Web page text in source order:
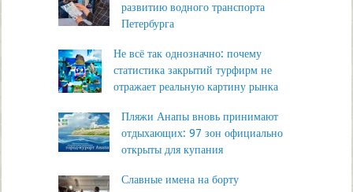
развитию водного транспорта
Петербурга
Не всё так однозначно: почему
статистика закрытий турфирм не
отражает реальную картину рынка
Пляжи Анапы вновь принимают
отдыхающих: 97 зон официально
открыты для купания
Славные имена на борту